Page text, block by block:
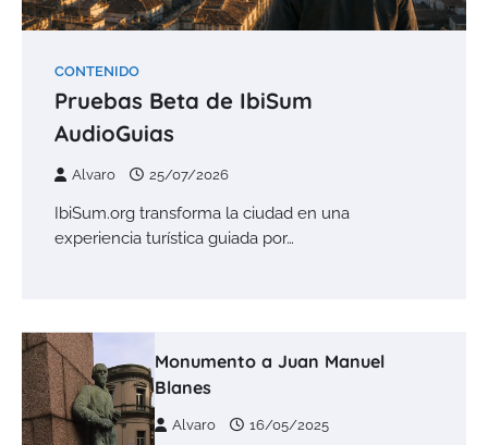
CONTENIDO
Pruebas Beta de IbiSum
AudioGuias
Alvaro 25/07/2026
IbiSum.org transforma la ciudad en una
experiencia turística guiada por…
Monumento a Juan Manuel
Blanes
Alvaro 16/05/2025